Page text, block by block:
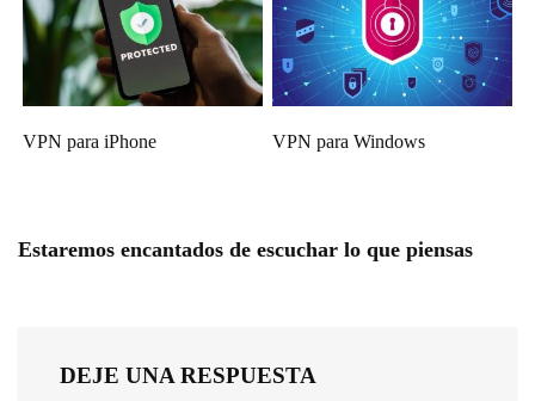
VPN para iPhone VPN para Windows
Estaremos encantados de escuchar lo que piensas
DEJE UNA RESPUESTA